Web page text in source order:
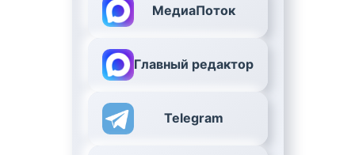
МедиаПоток
Главный редактор
Telegram